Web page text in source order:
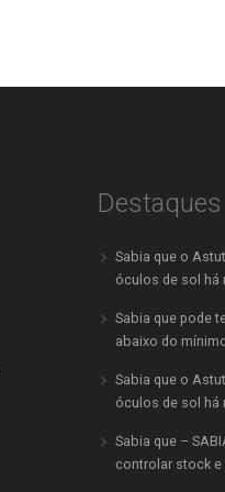
Destaques
Sabia que o
óculos de sol há
Sabia que pode
abaixo do
Sabia que o
óculos de sol há
Sabia que –
controlar stock e